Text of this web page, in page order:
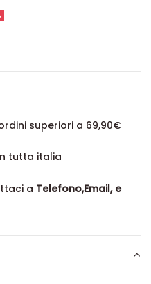
superiori a 69,90€
tutta italia
a Telefono,Email, e